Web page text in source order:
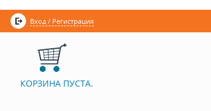
Вход / Регистрация
КОРЗИНА ПУСТА.